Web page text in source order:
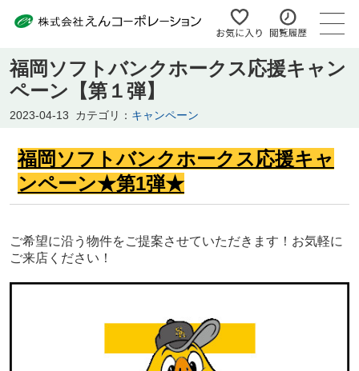
福岡ソフトバンクホークス応援キャン
ペーン【第１弾】
2023-04-13 カテゴリ： キャンペーン
福岡ソフトバンクホークス応援キャ
ンペーン★第1弾★
ご希望に沿う物件をご提案させていただきます！お気軽に
ご来店ください！